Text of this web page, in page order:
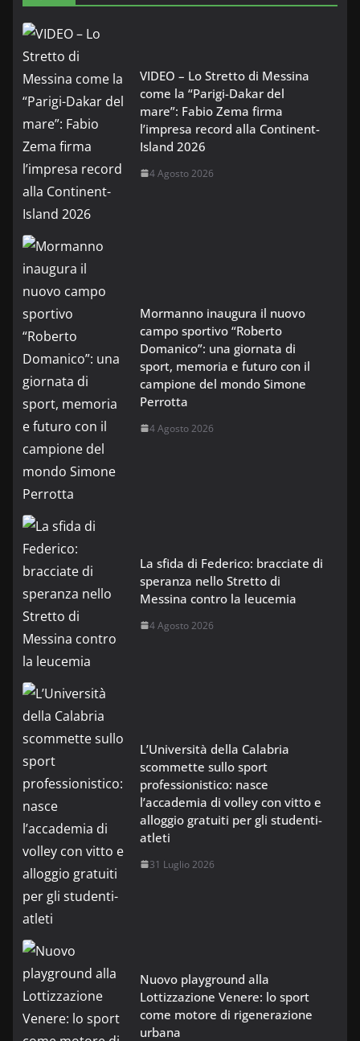
VIDEO – Lo Stretto di Messina
come la “Parigi-Dakar del
mare”: Fabio Zema firma
l’impresa record alla Continent-
Island 2026
4 Agosto 2026
Mormanno inaugura il nuovo
campo sportivo “Roberto
Domanico”: una giornata di
sport, memoria e futuro con il
campione del mondo Simone
Perrotta
4 Agosto 2026
La sfida di Federico: bracciate di
speranza nello Stretto di
Messina contro la leucemia
4 Agosto 2026
L’Università della Calabria
scommette sullo sport
professionistico: nasce
l’accademia di volley con vitto e
alloggio gratuiti per gli studenti-
atleti
31 Luglio 2026
Nuovo playground alla
Lottizzazione Venere: lo sport
come motore di rigenerazione
urbana